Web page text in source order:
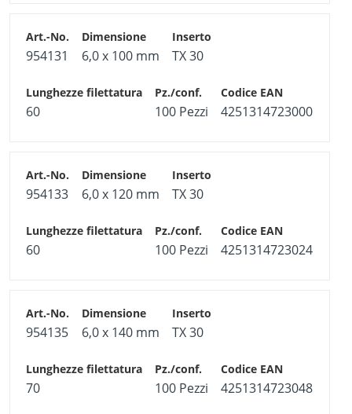
954131 6,0 x 100 mm TX 30
60 100 Pezzi 4251314723000
954133 6,0 x 120 mm TX 30
60 100 Pezzi 4251314723024
954135 6,0 x 140 mm TX 30
70 100 Pezzi 4251314723048